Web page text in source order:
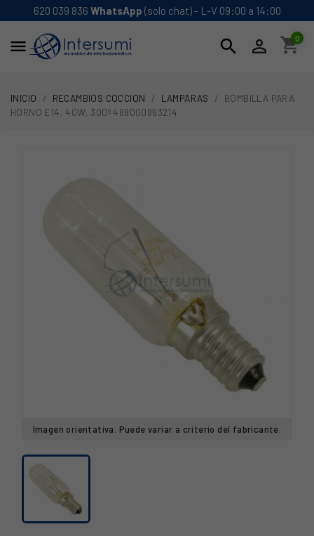
620 039 836 WhatsApp (solo chat) - L-V 09:00 a 14:00
 search  shopping_cart
0
INICIO RECAMBIOS COCCION LAMPARAS
BOMBILLA PARA
HORNO E14, 40W, 300º 488000863214
Imagen orientativa. Puede variar a criterio del fabricante.